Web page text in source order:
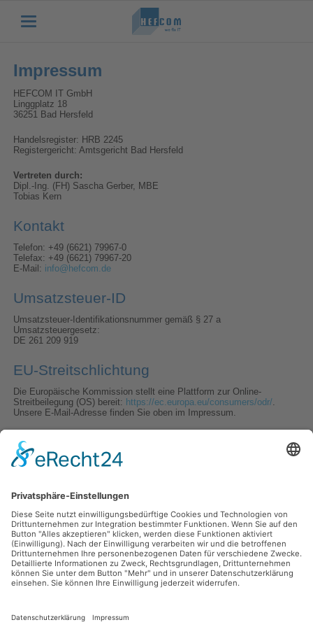
Impressum
HEFCOM IT GmbH
Linggplatz 18
36251 Bad Hersfeld
Handelsregister: HRB 2245
Registergericht: Amtsgericht Bad Hersfeld
Vertreten durch:
Dipl.-Ing. (FH) Sascha Gerber, MBE
Tobias Kern
Kontakt
Telefon: +49 (6621) 79967-0
Telefax: +49 (6621) 79967-20
E-Mail: info@hefcom.de
Umsatzsteuer-ID
Umsatzsteuer-Identifikationsnummer gemäß § 27 a
Umsatzsteuergesetz:
DE 261 209 919
EU-Streitschlichtung
Die Europäische Kommission stellt eine Plattform zur Online-
Streitbeilegung (OS) bereit: https://ec.europa.eu/consumers/odr/.
Unsere E-Mail-Adresse finden Sie oben im Impressum.
Verbraucher­streit­beilegung/Universal­
schlichtungs­stelle
einer Verbraucherschlichtungsstelle teilzunehmen.